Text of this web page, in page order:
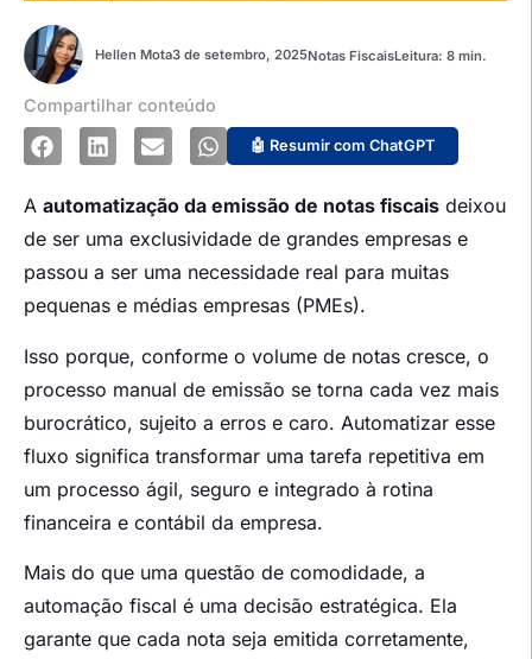
Hellen Mota3 de setembro, 2025Notas Fiscais
Compartilhar conteúdo
🤖 Resumir com ChatGPT
A automatização da emissão de notas fiscais deixou
de ser uma exclusividade de grandes empresas e
passou a ser uma necessidade real para muitas
pequenas e médias empresas (PMEs).
Isso porque, conforme o volume de notas cresce, o
processo manual de emissão se torna cada vez mais
burocrático, sujeito a erros e caro. Automatizar esse
fluxo significa transformar uma tarefa repetitiva em
um processo ágil, seguro e integrado à rotina
financeira e contábil da empresa.
Mais do que uma questão de comodidade, a
automação fiscal é uma decisão estratégica. Ela
garante que cada nota seja emitida corretamente,